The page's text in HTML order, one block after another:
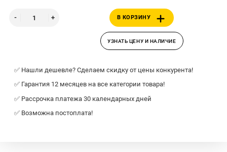
В КОРЗИНУ
УЗНАТЬ ЦЕНУ И НАЛИЧИЕ
✅ Нашли дешевле? Сделаем скидку от цены конкурента!
✅ Гарантия 12 месяцев на все категории товара!
✅ Рассрочка платежа 30 календарных дней
✅ Возможна постоплата!